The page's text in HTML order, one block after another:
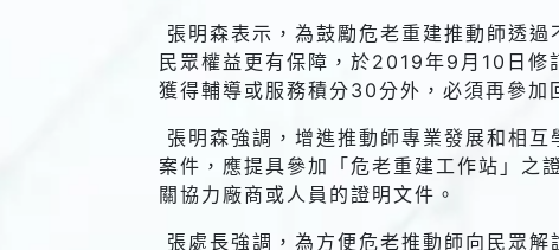
張明森表示，為鼓勵危老重建推動師透
民眾權益更有保障，於2019年9月10日修
獲得輔導或服務積分30分外，必須再參加
張明森強調，增進推動師專業發展和相
案件，應提具參加「危老重建工作站」之
關協力廠商或人員的證明文件。
張處長強調，為方便危老推動師向民眾